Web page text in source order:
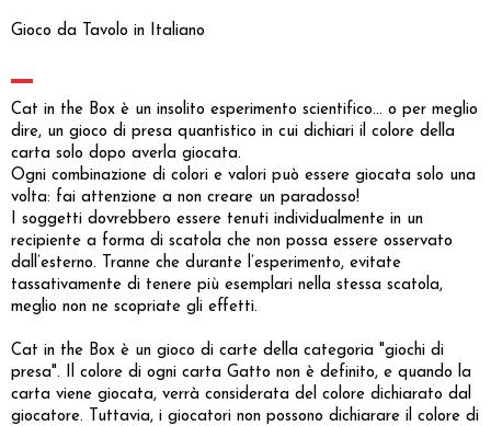
Gioco da Tavolo in Italiano
Cat in the Box è un insolito esperimento scientifico… o per meglio
dire, un gioco di presa quantistico in cui dichiari il colore della
carta solo dopo averla giocata.
Ogni combinazione di colori e valori può essere giocata solo una
volta: fai attenzione a non creare un paradosso!
I soggetti dovrebbero essere tenuti individualmente in un
recipiente a forma di scatola che non possa essere osservato
dall’esterno. Tranne che durante l’esperimento, evitate
tassativamente di tenere più esemplari nella stessa scatola,
meglio non ne scopriate gli effetti.
Cat in the Box è un gioco di carte della categoria "giochi di
presa". Il colore di ogni carta Gatto non è definito, e quando la
carta viene giocata, verrà considerata del colore dichiarato dal
giocatore. Tuttavia, i giocatori non possono dichiarare il colore di